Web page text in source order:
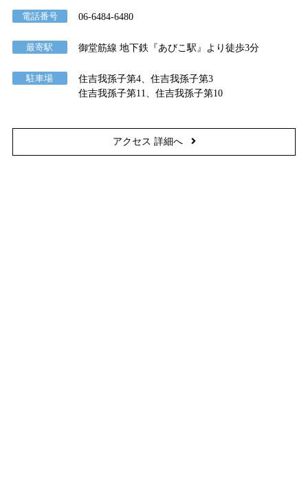
電話番号 06-6484-6480
最寄駅 御堂筋線 地下鉄『あびこ駅』より徒歩3分
駐車場
住吉我孫子第4、住吉我孫子第3
住吉我孫子第11、住吉我孫子第10
アクセス 詳細へ